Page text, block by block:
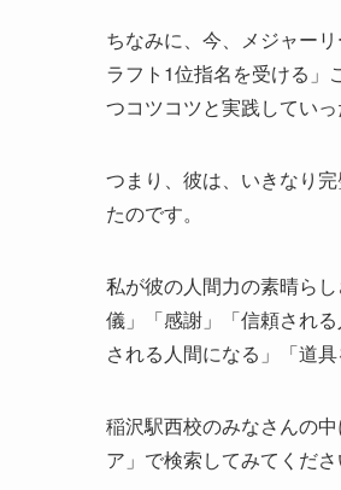
ちなみに、今、メジャー
ラフト1位指名を受ける」
つコツコツと実践していっ
つまり、彼は、いきなり
たのです。
私が彼の人間力の素晴ら
儀」「感謝」「信頼され
される人間になる」「道
稲沢駅西校のみなさんの
ア」で検索してみてくださ